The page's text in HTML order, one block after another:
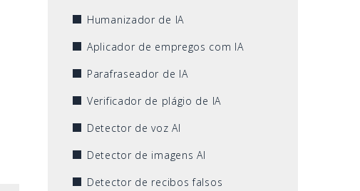
Humanizador de IA
Aplicador de empregos com IA
Parafraseador de IA
Verificador de plágio de IA
Detector de voz AI
Detector de imagens AI
Detector de recibos falsos